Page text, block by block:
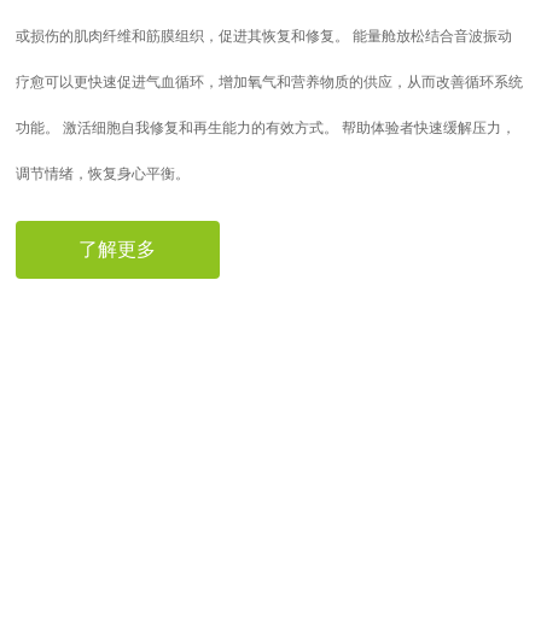
或损伤的肌肉纤维和筋膜组织，促进其恢复和修复。 能量舱放松结合音波振动
疗愈可以更快速促进气血循环，增加氧气和营养物质的供应，从而改善循环系统
功能。 激活细胞自我修复和再生能力的有效方式。 帮助体验者快速缓解压力，
调节情绪，恢复身心平衡。
了解更多